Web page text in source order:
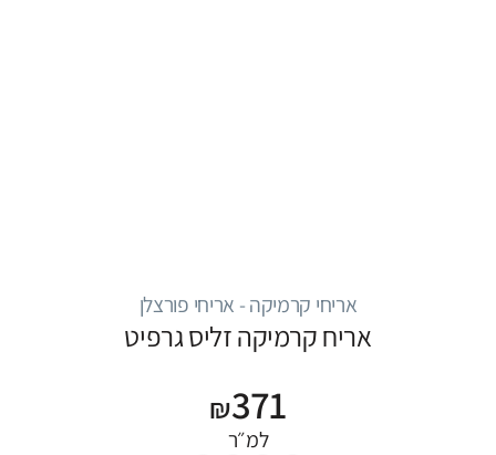
אריחי קרמיקה - אריחי פורצלן
אריח קרמיקה זליס גרפיט
₪371
למ״ר